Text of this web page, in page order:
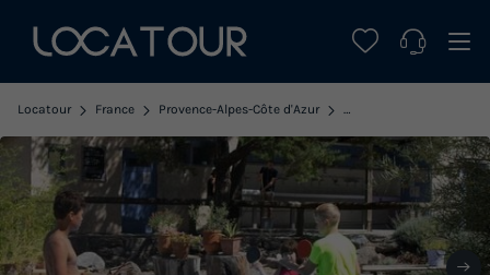
Locatour France Provence-Alpes-Côte d'Azur Alpes-de-Haute-